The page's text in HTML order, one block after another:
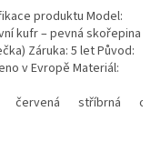
Azure Blue Electric Yellow
produktu Model:
kufr – pevná skořepina
Záruka: 5 let Původ:
v Evropě Materiál:
34 l...
červená stříbrná